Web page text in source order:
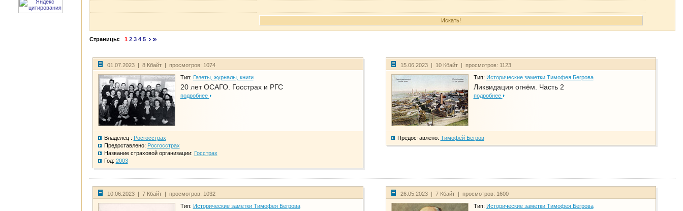
Страницы: 1 2 3 4 5
01.07.2023 | 8 Кбайт | просмотров: 1074
Тип: Газеты, журналы, книги
20 лет ОСАГО. Госстрах и РГС
подробнее
Владелец : Росгосстрах
Предоставлено: Росгосстрах
Название страховой организации: Госстрах
Год: 2003
15.06.2023 | 10 Кбайт | просмотров: 1123
Тип: Исторические заметки Тимофея Бегрова
Ликвидация огнём. Часть 2
подробнее
Предоставлено: Тимофей Бегров
10.06.2023 | 7 Кбайт | просмотров: 1032
Тип: Исторические заметки Тимофея Бегрова
26.05.2023 | 7 Кбайт | просмотров: 1600
Тип: Исторические заметки Тимофея Бегрова